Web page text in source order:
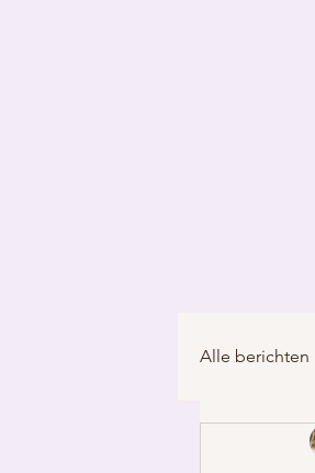
Alle berichten